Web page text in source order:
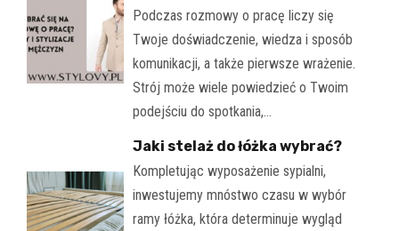
Podczas rozmowy o pracę liczy się
Twoje doświadczenie, wiedza i sposób
komunikacji, a także pierwsze wrażenie.
Strój może wiele powiedzieć o Twoim
podejściu do spotkania,…
Jaki stelaż do łóżka wybrać?
Kompletując wyposażenie sypialni,
inwestujemy mnóstwo czasu w wybór
ramy łóżka, która determinuje wygląd